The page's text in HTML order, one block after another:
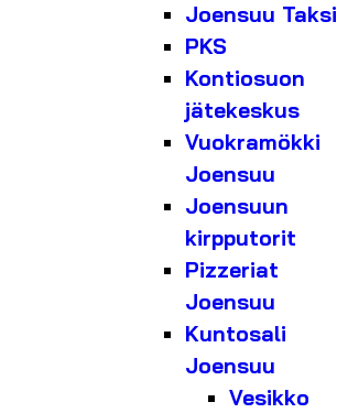
Joensuu Taksi
PKS
Kontiosuon
jätekeskus
Vuokramökki
Joensuu
Joensuun
kirpputorit
Pizzeriat
Joensuu
Kuntosali
Joensuu
Vesikko